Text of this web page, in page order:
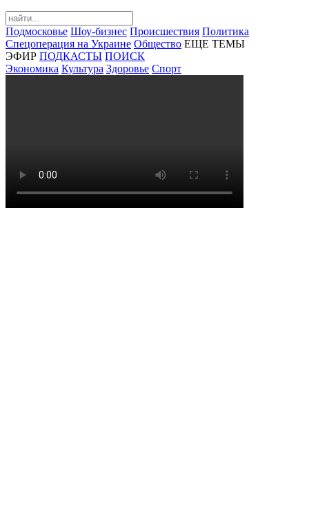
Подмосковье Шоу-бизнес Происшествия Политика
Спецоперация на Украине Общество ЕЩЕ ТЕМЫ
ЭФИР ПОДКАСТЫ ПОИСК
Экономика Культура Здоровье Спорт